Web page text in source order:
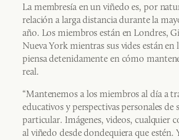
La membresía en un viñedo es, por
relación a larga distancia durante la
año. Los miembros están en Londres,
Nueva York mientras sus vides están en
piensa detenidamente en cómo
real.
“Mantenemos a los miembros al día a
educativos y perspectivas personales de
particular. Imágenes, videos, cualquier
al viñedo desde dondequiera que estén.